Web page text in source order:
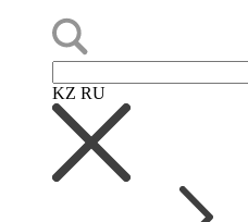
KZ RU